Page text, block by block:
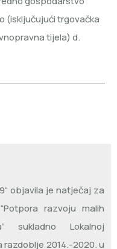
(isključujući trgovačka
tijela) d.
objavila je natječaj za
razvoju malih
sukladno Lokalnoj
razdoblje 2014.-2020. u